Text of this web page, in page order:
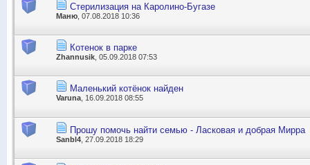
Стерилизация на Каролино-Бугазе
Маню , 07.08.2018 10:36
Котенок в парке
Zhannusik , 05.09.2018 07:53
Маленький котёнок найден
Varuna, 16.09.2018 08:55
Прошу помочь найти семью - Ласковая и добрая Мирра
Sanbl4 , 27.09.2018 18:29